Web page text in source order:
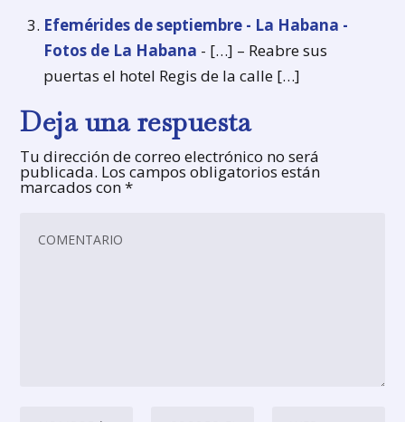
Efemérides de septiembre - La Habana -
Fotos de La Habana - […] – Reabre sus
puertas el hotel Regis de la calle […]
Deja una respuesta
Tu dirección de correo electrónico no será
publicada. Los campos obligatorios están
marcados con*